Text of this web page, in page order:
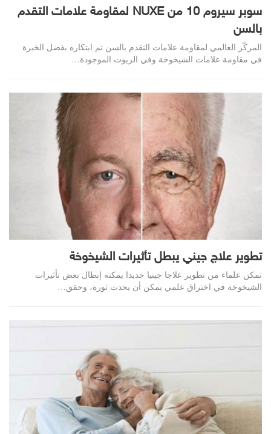
سوبر سيروم 10 من NUXE لمقاومة علامات التقدم
بالسن
المركّز العالمي لمقاومة علامات التقدم بالسن تم ابتكاره بفضل الخبرة
في مقاومة علامات الشيخوخة وفي الزيوت الموجودة…
تطوير علاج جيني يبطل تأثيرات الشيخوخة
تمكن علماء من تطوير علاجا جينيا جديدا يمكنه إبطال بعض تأثيرات
الشيخوخة في اختراق علمي يمكن أن يحدث ثورة، وحقق…